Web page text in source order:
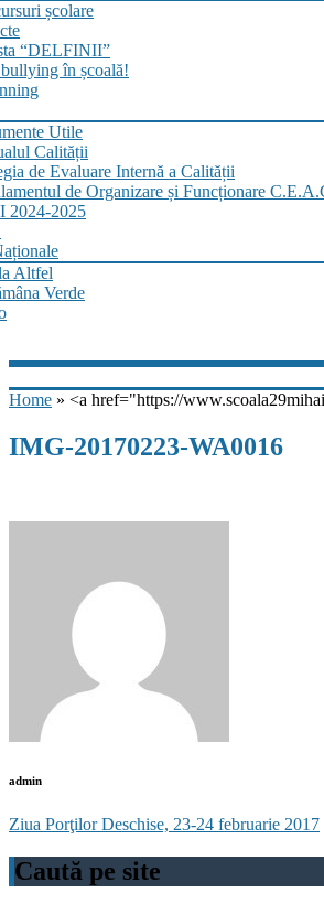
școlare
“DELFINII”
în școală!
Utile
Calității
de Evaluare Internă a Calității
de Organizare și Funcționare
2024-2025
Altfel
Verde
Home » <a href="https://
IMG-20170223-WA0016
admin
Post
navigation
Ziua Porţilor Deschise, 23-24 februarie 2017
Caută pe site